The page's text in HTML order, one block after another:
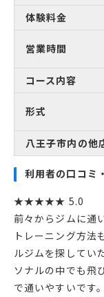
体験料金
営業時間
コース内容
形式
八王子市内の他
利用者の口コミ
★★★★★ 5.0
前々からジムに通
トレーニング方法
ルジムを探してい
ソナルの中でも飛
で通いやすいです